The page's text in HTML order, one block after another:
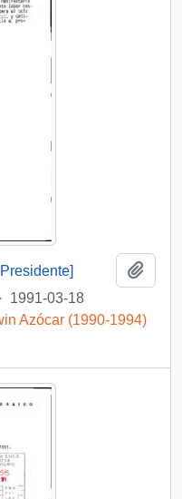
· 1991-03-18
Azócar (1990-1994)